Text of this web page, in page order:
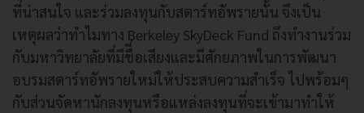
ที่น่าสนใจ และร่วมลงทุนกับสตาร์ทอัพรายนั้น จึงเป็น
เหตุผลว่าทำไมทาง Berkeley SkyDeck Fund ถึงทำงานร่วม
กับมหาวิทยาลัยที่มีชืี่อเสียงและมีศักยภาพในการพัฒนา
อบรมสตาร์ทอัพรายใหม่ให้ประสบความสำเร็จ ไปพร้อมๆ
กับส่วนจัดหานักลงทุนหรือแหล่งลงทุนที่จะเข้ามาทำให้